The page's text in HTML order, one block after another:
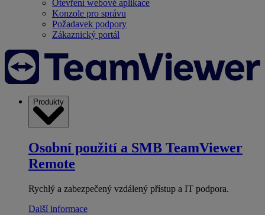
Otevření webové aplikace
Konzole pro správu
Požadavek podpory
Zákaznický portál
Produkty
Osobní použití a SMB TeamViewer
Remote
Rychlý a zabezpečený vzdálený přístup a IT podpora.
Další informace